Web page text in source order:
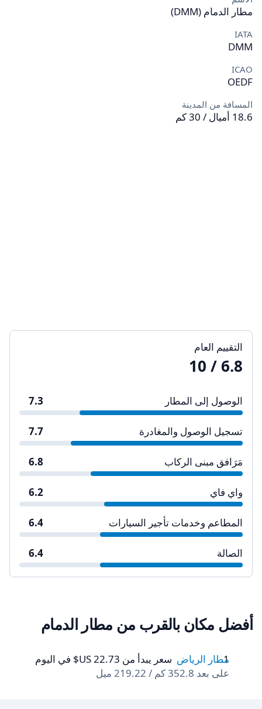
مطار الدمام (DMM)
IATA
DMM
ICAO
OEDF
المسافة من المدينة
18.6 أميال / 30 كم
التقييم العام
6.8
/ 10
الوصول إلى المطار 7.3
تسجيل الوصول والمغادرة 7.7
مَرَافق مبنى الركاب 6.8
واي فاي 6.2
المطاعم وخدمات تأجير السيارات 6.4
الصالة 6.4
أفضل مكان بالقرب من مطار الدمام
مطار الرياض سعر يبدأ من ‏22.73 US$ في اليوم
على بعد 352.8 كم / 219.22 ميل